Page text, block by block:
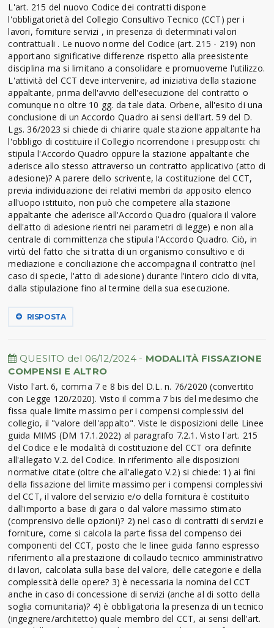
L'art. 215 del nuovo Codice dei contratti dispone
l'obbligatorietà del Collegio Consultivo Tecnico (CCT) per i
lavori, forniture servizi , in presenza di determinati valori
contrattuali . Le nuovo norme del Codice (art. 215 - 219) non
apportano significative differenze rispetto alla preesistente
disciplina ma si limitano a consolidare e promuoverne l'utilizzo.
L'attività del CCT deve intervenire, ad iniziativa della stazione
appaltante, prima dell'avvio dell'esecuzione del contratto o
comunque no oltre 10 gg. da tale data. Orbene, all'esito di una
conclusione di un Accordo Quadro ai sensi dell'art. 59 del D.
Lgs. 36/2023 si chiede di chiarire quale stazione appaltante ha
l'obbligo di costituire il Collegio ricorrendone i presupposti: chi
stipula l'Accordo Quadro oppure la stazione appaltante che
aderisce allo stesso attraverso un contratto applicativo (atto di
adesione)? A parere dello scrivente, la costituzione del CCT,
previa individuazione dei relativi membri da apposito elenco
all'uopo istituito, non può che competere alla stazione
appaltante che aderisce all'Accordo Quadro (qualora il valore
dell'atto di adesione rientri nei parametri di legge) e non alla
centrale di committenza che stipula l'Accordo Quadro. Ciò, in
virtù del fatto che si tratta di un organismo consultivo e di
mediazione e conciliazione che accompagna il contratto (nel
caso di specie, l'atto di adesione) durante l'intero ciclo di vita,
dalla stipulazione fino al termine della sua esecuzione.
RISPOSTA
QUESITO del 06/12/2024 - MODALITÀ FISSAZIONE
COMPENSI E ALTRO
Visto l'art. 6, comma 7 e 8 bis del D.L. n. 76/2020 (convertito
con Legge 120/2020). Visto il comma 7 bis del medesimo che
fissa quale limite massimo per i compensi complessivi del
collegio, il "valore dell'appalto". Viste le disposizioni delle Linee
guida MIMS (DM 17.1.2022) al paragrafo 7.2.1. Visto l'art. 215
del Codice e le modalità di costituzione del CCT ora definite
all'allegato V.2. del Codice. In riferimento alle disposizioni
normative citate (oltre che all'allegato V.2) si chiede: 1) ai fini
della fissazione del limite massimo per i compensi complessivi
del CCT, il valore del servizio e/o della fornitura è costituito
dall'importo a base di gara o dal valore massimo stimato
(comprensivo delle opzioni)? 2) nel caso di contratti di servizi e
forniture, come si calcola la parte fissa del compenso dei
componenti del CCT, posto che le linee guida fanno espresso
riferimento alla prestazione di collaudo tecnico amministrativo
di lavori, calcolata sulla base del valore, delle categorie e della
complessità delle opere? 3) è necessaria la nomina del CCT
anche in caso di concessione di servizi (anche al di sotto della
soglia comunitaria)? 4) è obbligatoria la presenza di un tecnico
(ingegnere/architetto) quale membro del CCT, ai sensi dell'art.